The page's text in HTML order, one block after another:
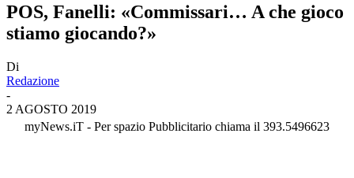
POS, Fanelli: «Commissari… A che gioco
stiamo giocando?»
Di
Redazione
-
2 AGOSTO 2019
myNews.iT - Per spazio Pubblicitario chiama il 393.5496623